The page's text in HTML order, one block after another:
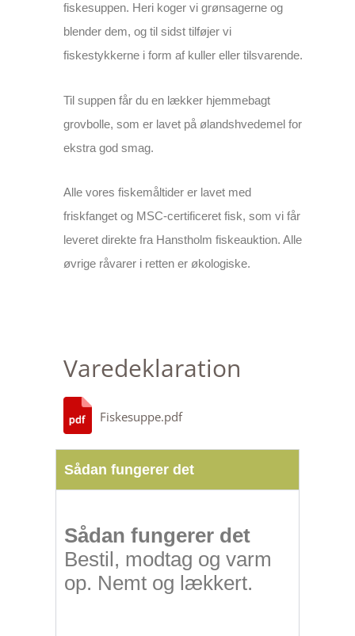
fiskesuppen. Heri koger vi grønsagerne og
blender dem, og til sidst tilføjer vi
fiskestykkerne i form af kuller eller tilsvarende.
Til suppen får du en lækker hjemmebagt
grovbolle, som er lavet på ølandshvedemel for
ekstra god smag.
Alle vores fiskemåltider er lavet med
friskfanget og MSC-certificeret fisk, som vi får
leveret direkte fra Hanstholm fiskeauktion. Alle
øvrige råvarer i retten er økologiske.
Varedeklaration
Fiskesuppe.pdf
Sådan fungerer det
Sådan fungerer det
Bestil, modtag og varm
op. Nemt og lækkert.